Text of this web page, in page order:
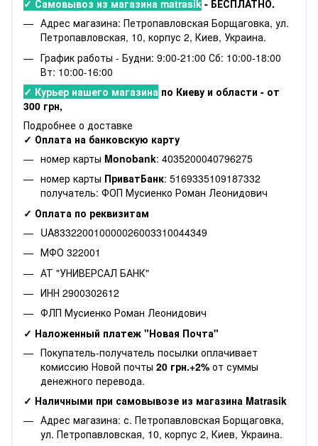
✓ Самовывоз из магазина matrasik - БЕСПЛАТНО.
Адрес магазина: Петропавловская Борщаговка, ул.
Петропавловская, 10, корпус 2, Киев, Украина.
График работы - Будни: 9:00-21:00 Сб: 10:00-18:00
Вт: 10:00-16:00
✓ Курьер нашего магазина по Киеву и области - от
300 грн,
Подробнее о доставке
✓ Оплата на банковскую карту
номер карты Monobank: 4035200040796275
номер карты ПриватБанк: 5169335109187332
получатель: ФОП Мусиенко Роман Леонидович
✓ Оплата по реквизитам
UA833220010000026003310044349
МФО 322001
АТ "УНИВЕРСАЛ БАНК"
ИНН 2900302612
ФЛП Мусиенко Роман Леонидович
✓ Наложенный платеж "Новая Почта"
Покупатель-получатель посылки оплачивает
комиссию Новой почты 20 грн.+2% от суммы
денежного перевода.
✓ Наличными при самовывозе из магазина Matrasik
Адрес магазина: с. Петропавловская Борщаговка,
ул. Петропавловская, 10, корпус 2, Киев, Украина.